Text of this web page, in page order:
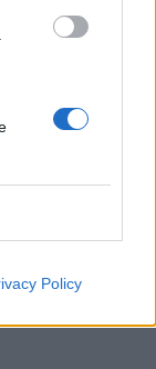
Policy